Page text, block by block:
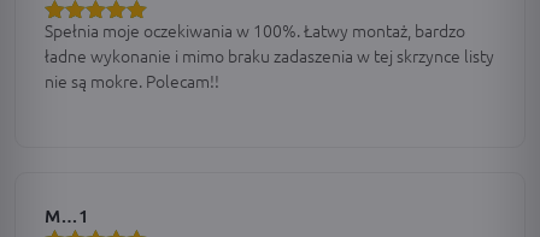
Oceniono5
na 5
Spełnia moje oczekiwania w 100%. Łatwy montaż, bardzo
ładne wykonanie i mimo braku zadaszenia w tej skrzynce listy
nie są mokre. Polecam!!
M…1